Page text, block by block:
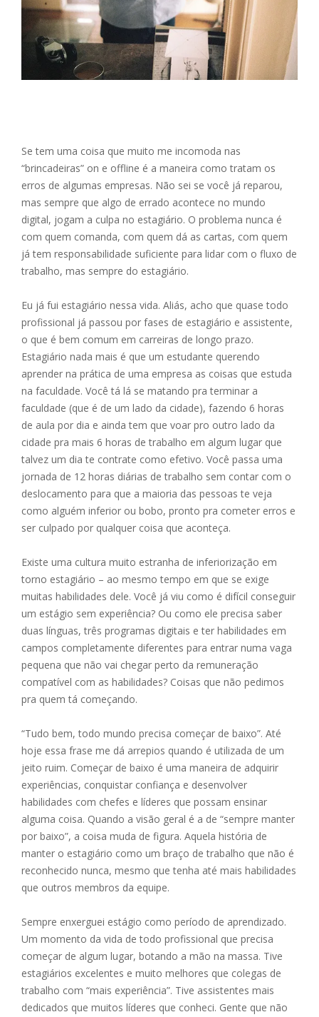
Se tem uma coisa que muito me incomoda nas
“brincadeiras” on e offline é a maneira como tratam os
erros de algumas empresas. Não sei se você já reparou,
mas sempre que algo de errado acontece no mundo
digital, jogam a culpa no estagiário. O problema nunca é
com quem comanda, com quem dá as cartas, com quem
já tem responsabilidade suficiente para lidar com o fluxo de
trabalho, mas sempre do estagiário.
Eu já fui estagiário nessa vida. Aliás, acho que quase todo
profissional já passou por fases de estagiário e assistente,
o que é bem comum em carreiras de longo prazo.
Estagiário nada mais é que um estudante querendo
aprender na prática de uma empresa as coisas que estuda
na faculdade. Você tá lá se matando pra terminar a
faculdade (que é de um lado da cidade), fazendo 6 horas
de aula por dia e ainda tem que voar pro outro lado da
cidade pra mais 6 horas de trabalho em algum lugar que
talvez um dia te contrate como efetivo. Você passa uma
jornada de 12 horas diárias de trabalho sem contar com o
deslocamento para que a maioria das pessoas te veja
como alguém inferior ou bobo, pronto pra cometer erros e
ser culpado por qualquer coisa que aconteça.
Existe uma cultura muito estranha de inferiorização em
torno estagiário – ao mesmo tempo em que se exige
muitas habilidades dele. Você já viu como é difícil conseguir
um estágio sem experiência? Ou como ele precisa saber
duas línguas, três programas digitais e ter habilidades em
campos completamente diferentes para entrar numa vaga
pequena que não vai chegar perto da remuneração
compatível com as habilidades? Coisas que não pedimos
pra quem tá começando.
“Tudo bem, todo mundo precisa começar de baixo”. Até
hoje essa frase me dá arrepios quando é utilizada de um
jeito ruim. Começar de baixo é uma maneira de adquirir
experiências, conquistar confiança e desenvolver
habilidades com chefes e líderes que possam ensinar
alguma coisa. Quando a visão geral é a de “sempre manter
por baixo”, a coisa muda de figura. Aquela história de
manter o estagiário como um braço de trabalho que não é
reconhecido nunca, mesmo que tenha até mais habilidades
que outros membros da equipe.
Sempre enxerguei estágio como período de aprendizado.
Um momento da vida de todo profissional que precisa
começar de algum lugar, botando a mão na massa. Tive
estagiários excelentes e muito melhores que colegas de
trabalho com “mais experiência”. Tive assistentes mais
dedicados que muitos líderes que conheci. Gente que não